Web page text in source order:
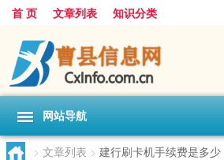
首 页 文章列表 知识分类
网站导航
> 文章列表 > 建行刷卡机手续费是多少